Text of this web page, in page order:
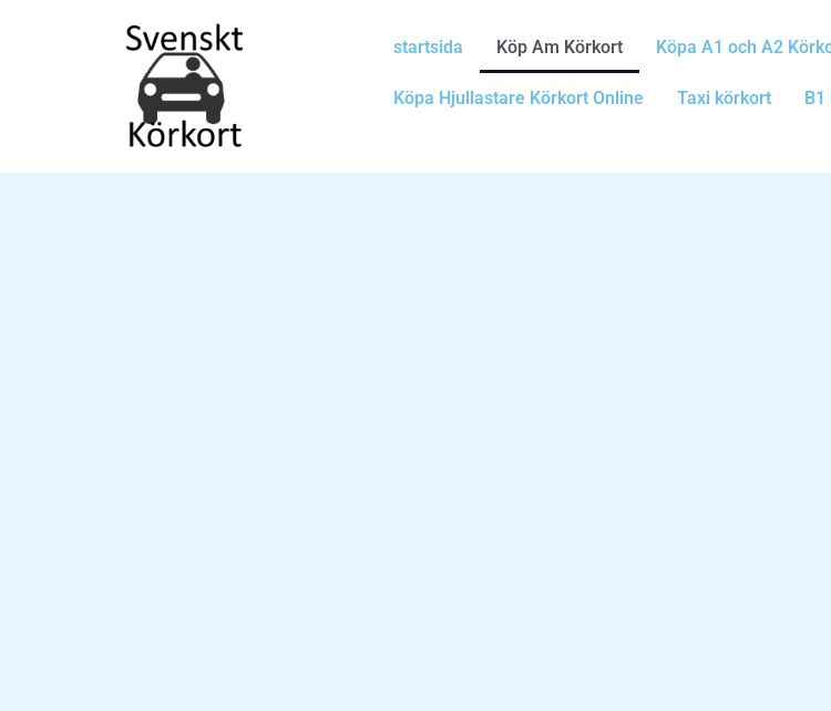
startsida Köp Am Körkort Köpa A1 och A2
Köpa Hjullastare Körkort Online Taxi körkort B1